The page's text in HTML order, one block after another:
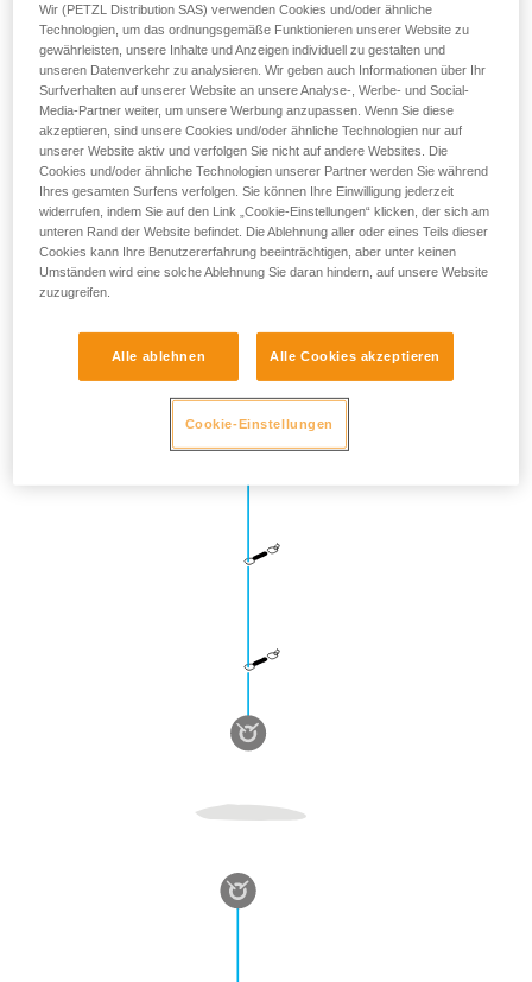
dich über die Lösungen, die in dem technischen Ratschlag
zum Thema Selbstsicherung auf Petzl.com beschrieben
sind.
- Für die Selbstsicherung im Vorstieg gibt es Techniken, die
eine Änderung des Geräts erfordern, um den Seildurchlauf
zu verbessern. Petzl lässt diese Verwendung nicht zu. Zur
Erinnerung: Jegliche Änderung einer PSA außerhalb der
Petzl-Betriebsstätten ist verboten.
Wir (PETZL Distribution SAS) verwenden Cookies und/oder ähnliche
Technologien, um das ordnungsgemäße Funktionieren unserer Website zu
gewährleisten, unsere Inhalte und Anzeigen individuell zu gestalten und
unseren Datenverkehr zu analysieren. Wir geben auch Informationen über Ihr
Surfverhalten auf unserer Website an unsere Analyse-, Werbe- und Social-
Media-Partner weiter, um unsere Werbung anzupassen. Wenn Sie diese
akzeptieren, sind unsere Cookies und/oder ähnliche Technologien nur auf
unserer Website aktiv und verfolgen Sie nicht auf andere Websites. Die
Cookies und/oder ähnliche Technologien unserer Partner werden Sie während
Ihres gesamten Surfens verfolgen. Sie können Ihre Einwilligung jederzeit
widerrufen, indem Sie auf den Link „Cookie-Einstellungen“ klicken, der sich am
unteren Rand der Website befindet. Die Ablehnung aller oder eines Teils dieser
Cookies kann Ihre Benutzererfahrung beeinträchtigen, aber unter keinen
Umständen wird eine solche Ablehnung Sie daran hindern, auf unsere Website
zuzugreifen.
Alle ablehnen Alle Cookies akzeptieren
Cookie-Einstellungen